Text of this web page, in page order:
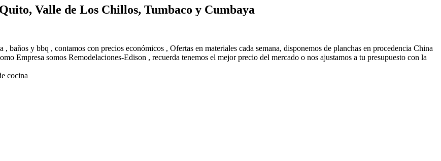
Valle de Los Chillos, Tumbaco y Cumbaya
baños y bbq , contamos con precios económicos , Ofertas en materiales cada semana, disponemos de planchas en procedencia China
Empresa somos Remodelaciones-Edison , recuerda tenemos el mejor precio del mercado o nos ajustamos a tu presupuesto con la
cocina